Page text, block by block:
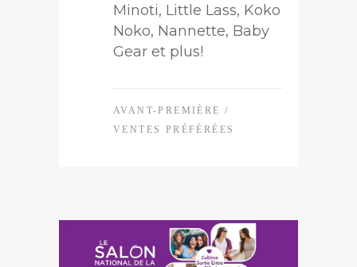
Minoti, Little Lass, Koko
Noko, Nannette, Baby
Gear et plus!
AVANT-PREMIÈRE /
VENTES PRÉFÉRÉES